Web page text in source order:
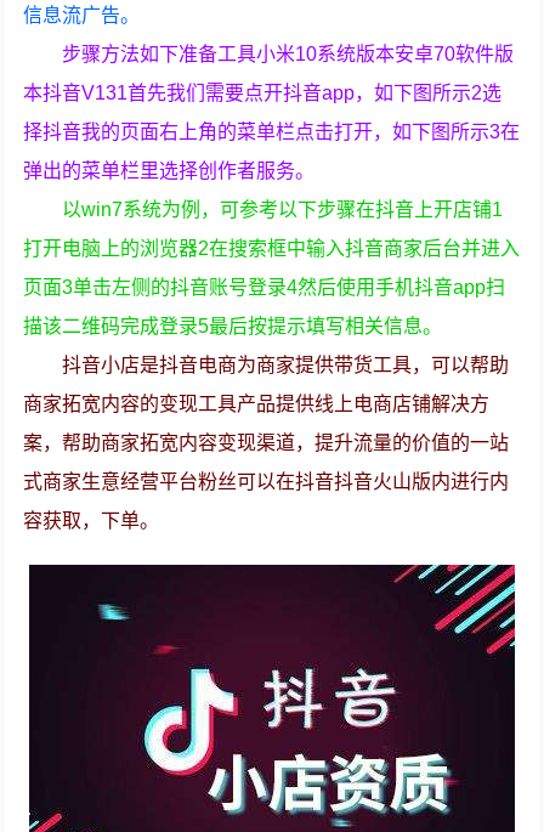
信息流广告。
步骤方法如下准备工具小米10系统版本安卓70软件版
本抖音V131首先我们需要点开抖音app，如下图所示2选
择抖音我的页面右上角的菜单栏点击打开，如下图所示3在
弹出的菜单栏里选择创作者服务。
以win7系统为例，可参考以下步骤在抖音上开店铺1
打开电脑上的浏览器2在搜索框中输入抖音商家后台并进入
页面3单击左侧的抖音账号登录4然后使用手机抖音app扫
描该二维码完成登录5最后按提示填写相关信息。
抖音小店是抖音电商为商家提供带货工具，可以帮助
商家拓宽内容的变现工具产品提供线上电商店铺解决方
案，帮助商家拓宽内容变现渠道，提升流量的价值的一站
式商家生意经营平台粉丝可以在抖音抖音火山版内进行内
容获取，下单。